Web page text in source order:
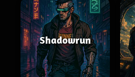
Shadowrun